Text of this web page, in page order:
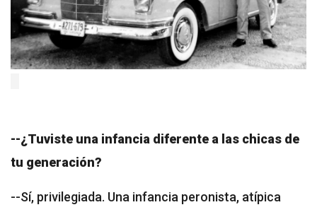
--¿Tuviste una infancia diferente a las chicas de
tu generación?
--Sí, privilegiada. Una infancia peronista, atípica